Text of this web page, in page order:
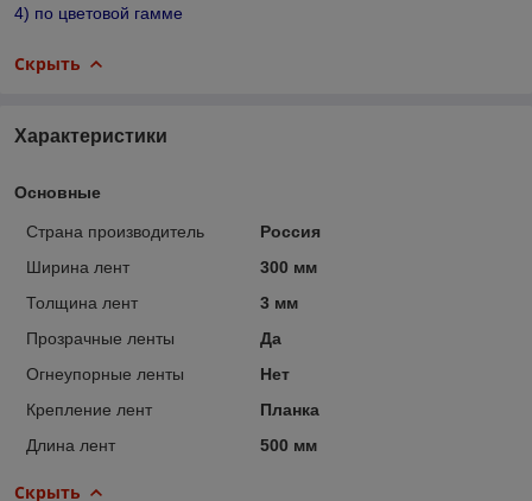
4) по цветовой гамме
Скрыть
Характеристики
Основные
Страна производитель
Россия
Ширина лент
300 мм
Толщина лент
3 мм
Прозрачные ленты
Да
Огнеупорные ленты
Нет
Крепление лент
Планка
Длина лент
500 мм
Скрыть